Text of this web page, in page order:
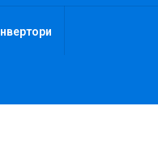
Інвертори